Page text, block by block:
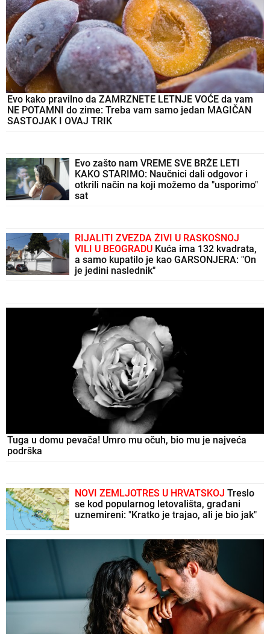
Evo kako pravilno da ZAMRZNETE LETNJE VOĆE da vam
NE POTAMNI do zime: Treba vam samo jedan MAGIČAN
SASTOJAK I OVAJ TRIK
Evo zašto nam VREME SVE BRŽE LETI
KAKO STARIMO: Naučnici dali odgovor i
otkrili način na koji možemo da "usporimo"
sat
RIJALITI ZVEZDA ŽIVI U RASKOŠNOJ
VILI U BEOGRADU Kuća ima 132 kvadrata,
a samo kupatilo je kao GARSONJERA: "On
je jedini naslednik"
Tuga u domu pevača! Umro mu očuh, bio mu je najveća
podrška
NOVI ZEMLJOTRES U HRVATSKOJ Treslo
se kod popularnog letovališta, građani
uznemireni: "Kratko je trajao, ali je bio jak"